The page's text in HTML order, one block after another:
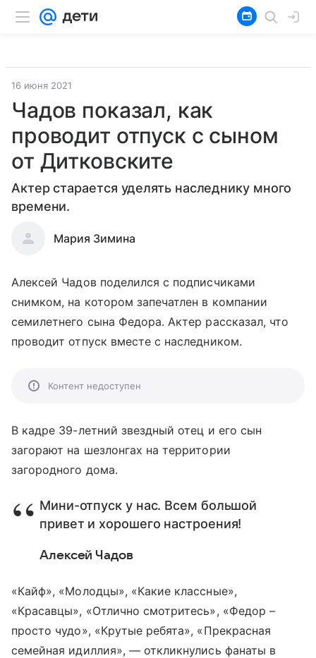
16 июня 2021
Чадов показал, как
проводит отпуск с сыном
от Дитковските
Актер старается уделять наследнику много
времени.
Мария Зимина
Алексей Чадов поделился с подписчиками
снимком, на котором запечатлен в компании
семилетнего сына Федора. Актер рассказал, что
проводит отпуск вместе с наследником.
Контент недоступен
В кадре 39-летний звездный отец и его сын
загорают на шезлонгах на территории
загородного дома.
Мини-отпуск у нас. Всем большой
привет и хорошего настроения!
Алексей Чадов
«Кайф», «Молодцы», «Какие классные»,
«Красавцы», «Отлично смотритесь», «Федор –
просто чудо», «Крутые ребята», «Прекрасная
семейная идиллия», — откликнулись фанаты в